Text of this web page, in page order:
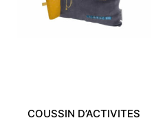
COUSSIN D’ACTIVITES